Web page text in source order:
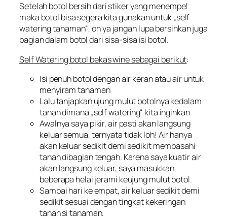
Setelah botol bersih dari stiker yang menempel
maka botol bisa segera kita gunakan untuk „self
watering tanaman“, oh ya jangan lupa bersihkan juga
bagian dalam botol dari sisa-sisa isi botol.
Self Watering botol bekas wine sebagai berikut:
Isi penuh botol dengan air keran atau air untuk
menyiram tanaman
Lalu tanjapkan ujung mulut botolnya kedalam
tanah dimana „self watering“ kita inginkan
Awalnya saya pikir, air pasti akan langsung
keluar semua, ternyata tidak loh! Air hanya
akan keluar sedikit demi sedikit membasahi
tanah dibagian tengah. Karena saya kuatir air
akan langsung keluar, saya masukkan
beberapa helai jerami keujung mulut botol.
Sampai hari ke empat, air keluar sedikit demi
sedikit sesuai dengan tingkat kekeringan
tanah si tanaman.